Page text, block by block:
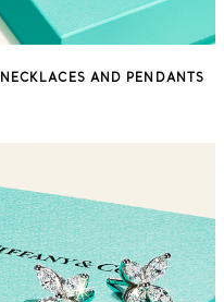
NECKLACES AND PENDANTS